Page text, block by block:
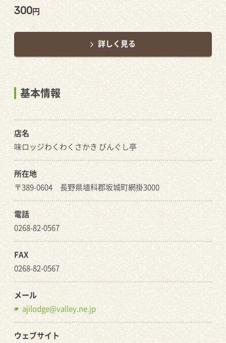
300円
詳しく見る
基本情報
店名
味ロッジわくわくさかき びんぐし亭
所在地
〒389-0604 長野県埴科郡坂城町網掛3000
電話
0268-82-0567
FAX
0268-82-0567
メール
ajilodge@valley.ne.jp
ウェブサイト